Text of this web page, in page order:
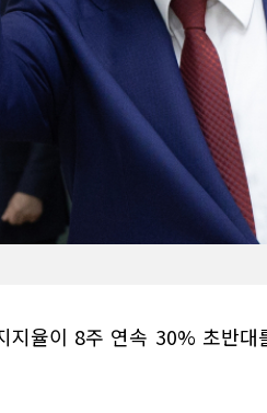
지율이 8주 연속 30% 초반대